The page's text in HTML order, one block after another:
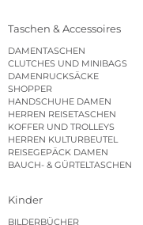
Taschen & Accessoires
DAMENTASCHEN
CLUTCHES UND MINIBAGS
DAMENRUCKSÄCKE
SHOPPER
HANDSCHUHE DAMEN
HERREN REISETASCHEN
KOFFER UND TROLLEYS
HERREN KULTURBEUTEL
REISEGEPÄCK DAMEN
BAUCH- & GÜRTELTASCHEN
Kinder
BILDERBÜCHER